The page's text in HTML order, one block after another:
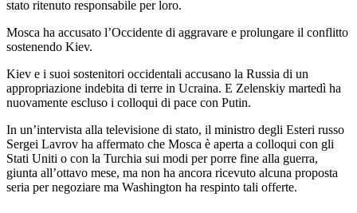
stato ritenuto responsabile per loro.
Mosca ha accusato l’Occidente di aggravare e prolungare il conflitto
sostenendo Kiev.
Kiev e i suoi sostenitori occidentali accusano la Russia di un
appropriazione indebita di terre in Ucraina. E Zelenskiy martedì ha
nuovamente escluso i colloqui di pace con Putin.
In un’intervista alla televisione di stato, il ministro degli Esteri russo
Sergei Lavrov ha affermato che Mosca è aperta a colloqui con gli
Stati Uniti o con la Turchia sui modi per porre fine alla guerra,
giunta all’ottavo mese, ma non ha ancora ricevuto alcuna proposta
seria per negoziare ma Washington ha respinto tali offerte.